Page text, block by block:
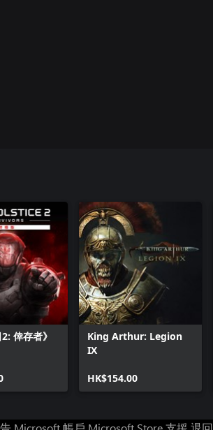
倖存者》
King Arthur: Legion
IX
HK$154.00